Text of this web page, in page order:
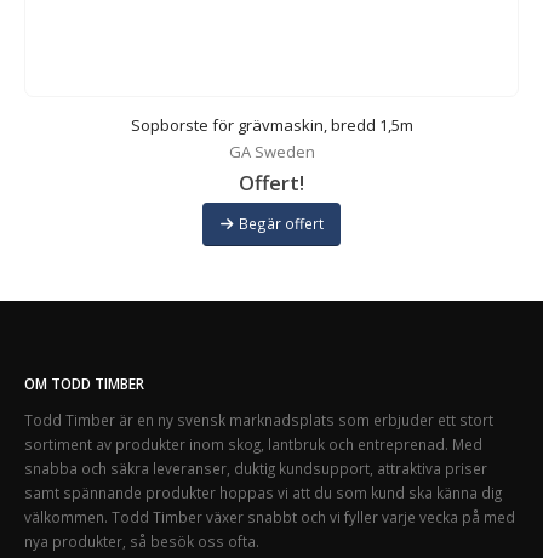
Sopborste för grävmaskin, bredd 1,5m
GA Sweden
Offert!
Begär offert
OM TODD TIMBER
Todd Timber är en ny svensk marknadsplats som erbjuder ett stort
sortiment av produkter inom skog, lantbruk och entreprenad. Med
snabba och säkra leveranser, duktig kundsupport, attraktiva priser
samt spännande produkter hoppas vi att du som kund ska känna dig
välkommen. Todd Timber växer snabbt och vi fyller varje vecka på med
nya produkter, så besök oss ofta.